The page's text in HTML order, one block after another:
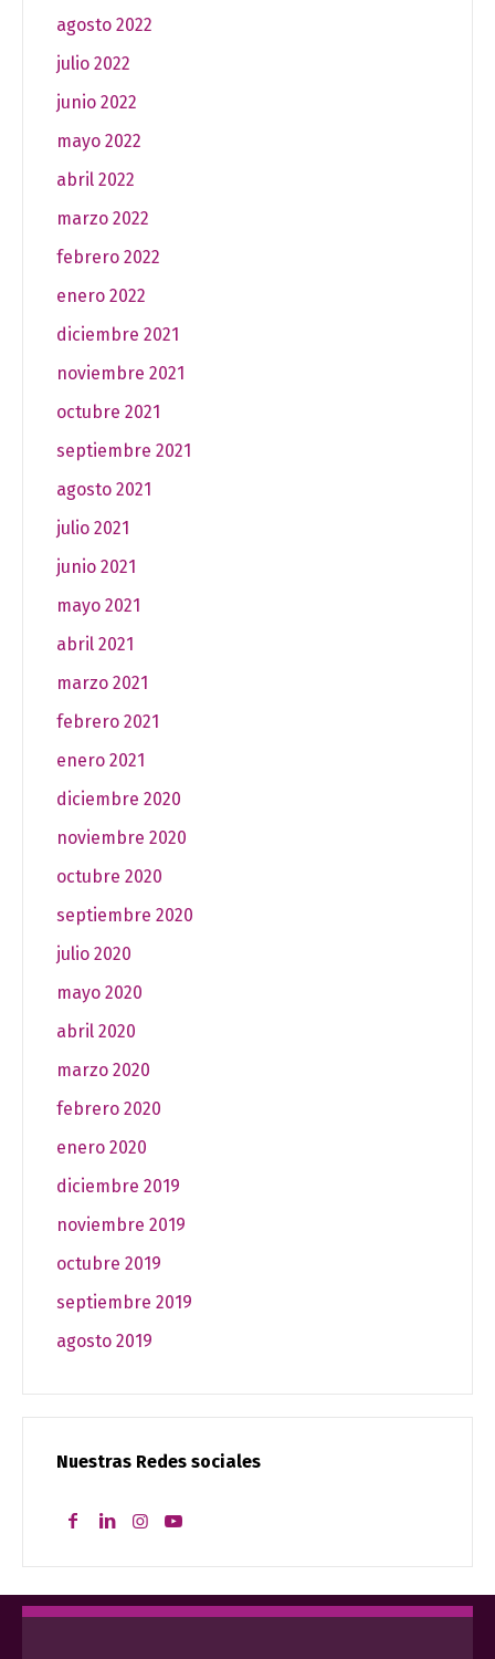
agosto 2022
julio 2022
junio 2022
mayo 2022
abril 2022
marzo 2022
febrero 2022
enero 2022
diciembre 2021
noviembre 2021
octubre 2021
septiembre 2021
agosto 2021
julio 2021
junio 2021
mayo 2021
abril 2021
marzo 2021
febrero 2021
enero 2021
diciembre 2020
noviembre 2020
octubre 2020
septiembre 2020
julio 2020
mayo 2020
abril 2020
marzo 2020
febrero 2020
enero 2020
diciembre 2019
noviembre 2019
octubre 2019
septiembre 2019
agosto 2019
Nuestras Redes sociales